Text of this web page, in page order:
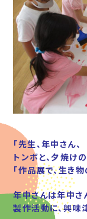
「先生、年中さん、
トンボと、夕焼け
「作品展で、生き
年中さんは年中さ
製作活動に、興味